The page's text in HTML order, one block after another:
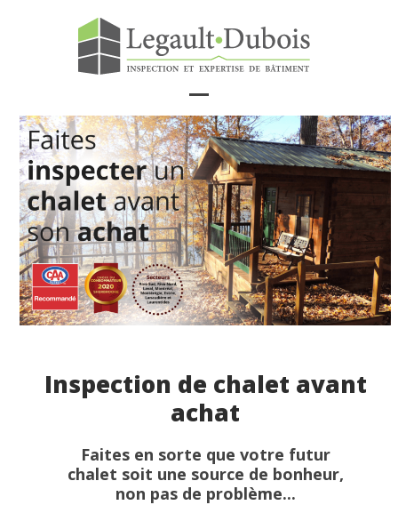
Open
mobile
menu
Close
mobile
menu
Inspection de chalet avant
achat
Faites en sorte que votre futur
chalet soit une source de bonheur,
non pas de problème...